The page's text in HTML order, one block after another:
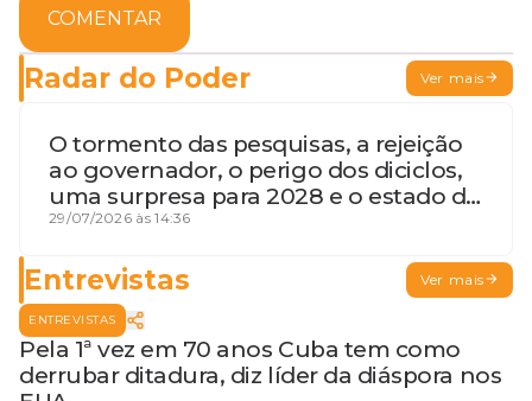
COMENTAR
Radar do Poder Ver mais
O tormento das pesquisas, a rejeição
ao governador, o perigo dos diciclos,
uma surpresa para 2028 e o estado de
terceira guerra mundial
29/07/2026 às 14:36
Entrevistas Ver mais
ENTREVISTAS
Pela 1ª vez em 70 anos Cuba tem como
derrubar ditadura, diz líder da diáspora nos